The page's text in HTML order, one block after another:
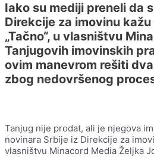
Iako su mediji preneli da
Direkcije za imovinu
„Tačno“, u vlasništvu
Tanjugovih imovinskih
ovim manevrom rešiti
zbog nedovršenog
Tanjug nije prodat, ali je njegova
novinara Srbije iz Direkcije za
vlasništvu Minacord Media Željka